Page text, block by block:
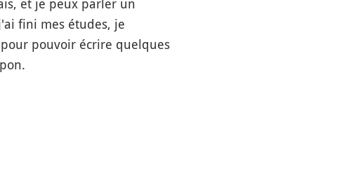
et je peux parler un
fini mes études, je
pouvoir écrire quelques